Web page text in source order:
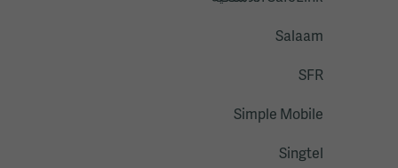
Salaam
SFR
Simple Mobile
Singtel